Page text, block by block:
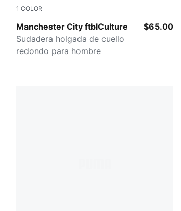
1 COLOR
Manchester City ftblCulture
Blue Jewel-Team Light Blue
Sudadera holgada de cuello
redondo para hombre
$65.00